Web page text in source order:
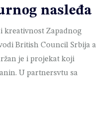
nasleđa
kreativnost Zapadnog
British Council Srbija a
je i projekat koji
U partnersvtu sa